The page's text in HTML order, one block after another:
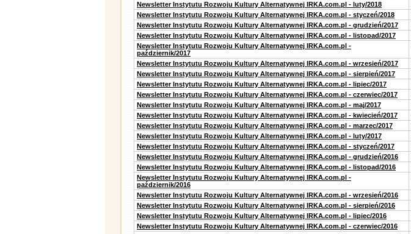
Newsletter Instytutu Rozwoju Kultury Alternatywnej IRKA.com.pl - luty/2018
Newsletter Instytutu Rozwoju Kultury Alternatywnej IRKA.com.pl - styczeń/2018
Newsletter Instytutu Rozwoju Kultury Alternatywnej IRKA.com.pl - grudzień/2017
Newsletter Instytutu Rozwoju Kultury Alternatywnej IRKA.com.pl - listopad/2017
Newsletter Instytutu Rozwoju Kultury Alternatywnej IRKA.com.pl -
październik/2017
Newsletter Instytutu Rozwoju Kultury Alternatywnej IRKA.com.pl - wrzesień/2017
Newsletter Instytutu Rozwoju Kultury Alternatywnej IRKA.com.pl - sierpień/2017
Newsletter Instytutu Rozwoju Kultury Alternatywnej IRKA.com.pl - lipiec/2017
Newsletter Instytutu Rozwoju Kultury Alternatywnej IRKA.com.pl - czerwiec/2017
Newsletter Instytutu Rozwoju Kultury Alternatywnej IRKA.com.pl - maj/2017
Newsletter Instytutu Rozwoju Kultury Alternatywnej IRKA.com.pl - kwiecień/2017
Newsletter Instytutu Rozwoju Kultury Alternatywnej IRKA.com.pl - marzec/2017
Newsletter Instytutu Rozwoju Kultury Alternatywnej IRKA.com.pl - luty/2017
Newsletter Instytutu Rozwoju Kultury Alternatywnej IRKA.com.pl - styczeń/2017
Newsletter Instytutu Rozwoju Kultury Alternatywnej IRKA.com.pl - grudzień/2016
Newsletter Instytutu Rozwoju Kultury Alternatywnej IRKA.com.pl - listopad/2016
Newsletter Instytutu Rozwoju Kultury Alternatywnej IRKA.com.pl -
październik/2016
Newsletter Instytutu Rozwoju Kultury Alternatywnej IRKA.com.pl - wrzesień/2016
Newsletter Instytutu Rozwoju Kultury Alternatywnej IRKA.com.pl - sierpień/2016
Newsletter Instytutu Rozwoju Kultury Alternatywnej IRKA.com.pl - lipiec/2016
Newsletter Instytutu Rozwoju Kultury Alternatywnej IRKA.com.pl - czerwiec/2016